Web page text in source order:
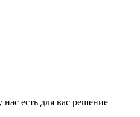
есть для вас решение